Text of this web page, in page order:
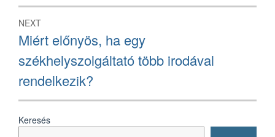
NEXT
Next
post:
Miért előnyös, ha egy
székhelyszolgáltató több irodával
rendelkezik?
Keresés